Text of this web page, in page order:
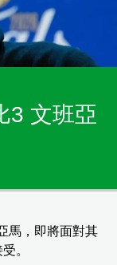
3 文班亞
馬，即將面對其
。